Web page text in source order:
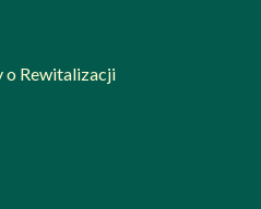
o Rewitalizacji